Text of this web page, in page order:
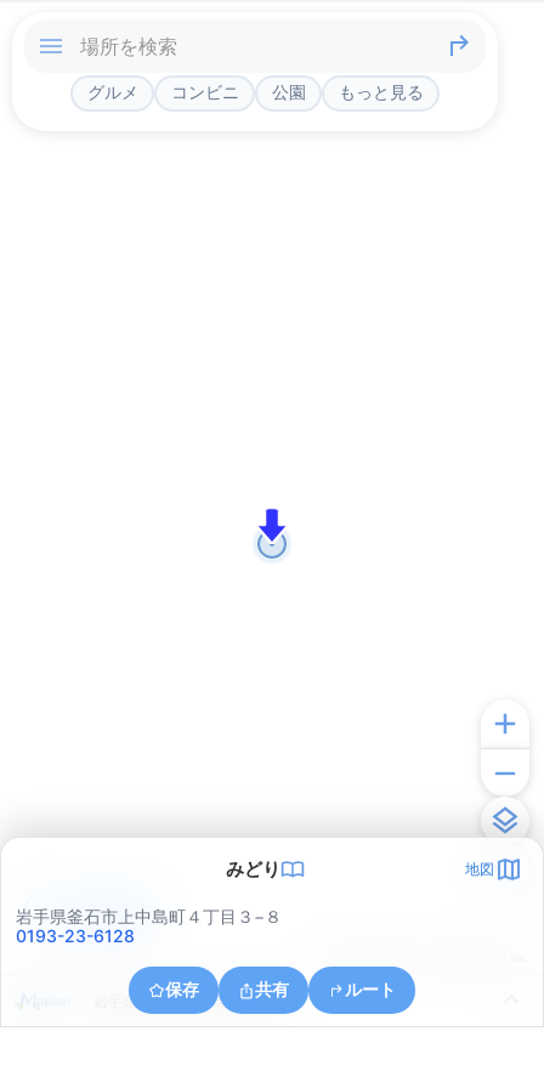
グルメ コンビニ 公園 もっと見る
みどり 地図
岩手県釜石市上中島町４丁目３−８
0193-23-6128
保存 共有 ルート
岩手県釜石市上中島町２丁目５
アプリで見る